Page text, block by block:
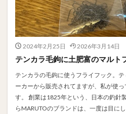
2024年2月25日 2026年3月14日
テンカラ毛鉤に土肥富のマルト
テンカラの毛鉤に使うフライフック。
ーカーから販売されてますが、私が使
す。 創業は1825年という、日本の釣針
らMARUTOのブランドは、一度は目に